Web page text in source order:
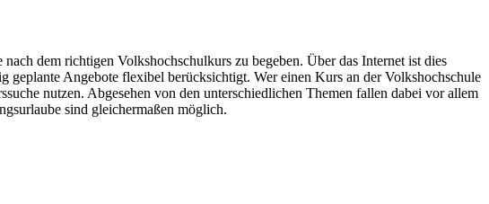
dem richtigen Volkshochschulkurs zu begeben. Über das Internet ist dies
geplante Angebote flexibel berücksichtigt. Wer einen Kurs an der Volkshochschule
nutzen. Abgesehen von den unterschiedlichen Themen fallen dabei vor allem
sind gleichermaßen möglich.